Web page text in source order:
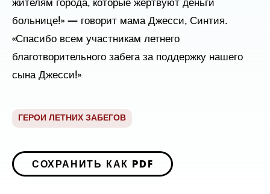
жителям города, которые жертвуют деньги
больнице!» — говорит мама Джесси, Синтия.
«Спасибо всем участникам летнего
благотворительного забега за поддержку нашего
сына Джесси!»
ГЕРОИ ЛЕТНИХ ЗАБЕГОВ
СОХРАНИТЬ КАК PDF